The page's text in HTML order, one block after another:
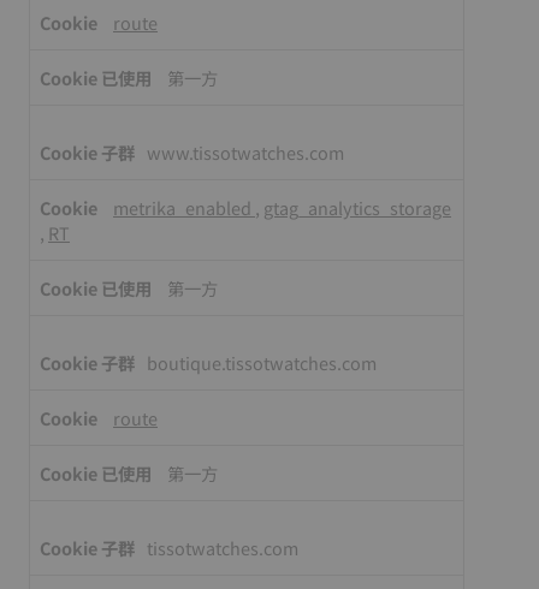
route
第一方
www.tissotwatches.com
metrika_enabled , gtag_analytics_storage
, RT
第一方
boutique.tissotwatches.com
route
第一方
tissotwatches.com